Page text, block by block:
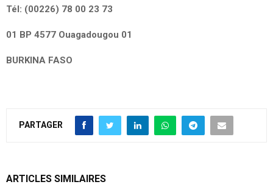
Tél: (00226) 78 00 23 73
01 BP 4577 Ouagadougou 01
BURKINA FASO
PARTAGER
ARTICLES SIMILAIRES